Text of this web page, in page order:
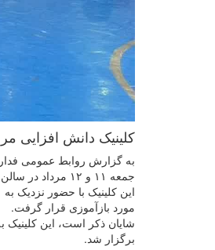
کلینیک دانش افزایی مربیگری به
به گزارش روابط عمومی
جمعه ۱۱ و ۱۲ مرداد در سالن ورزشی شهید انصاری رشت برگزار شد.
مورد بازآموزی قرار گرفت.
شایان ذکر است، این
برگزار شد.